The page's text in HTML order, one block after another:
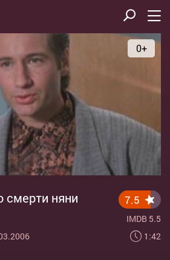
0+
смерти няни 7.5
IMDB 5.5
1:42